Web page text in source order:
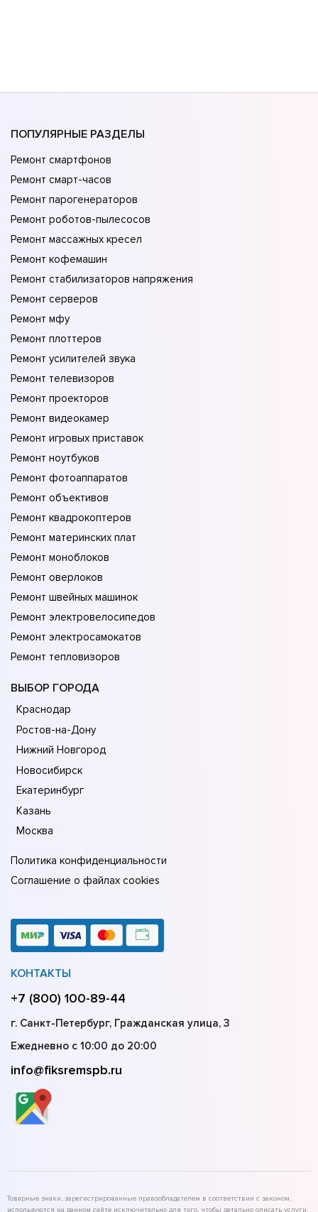
ПОПУЛЯРНЫЕ РАЗДЕЛЫ
Ремонт смартфонов
Ремонт смарт-часов
Ремонт парогенераторов
Ремонт роботов-пылесосов
Ремонт массажных кресел
Ремонт кофемашин
Ремонт стабилизаторов напряжения
Ремонт серверов
Ремонт мфу
Ремонт плоттеров
Ремонт усилителей звука
Ремонт телевизоров
Ремонт проекторов
Ремонт видеокамер
Ремонт игровых приставок
Ремонт ноутбуков
Ремонт фотоаппаратов
Ремонт объективов
Ремонт квадрокоптеров
Ремонт материнских плат
Ремонт моноблоков
Ремонт оверлоков
Ремонт швейных машинок
Ремонт электровелосипедов
Ремонт электросамокатов
Ремонт тепловизоров
ВЫБОР ГОРОДА
Краснодар
Ростов-на-Дону
Нижний Новгород
Новосибирск
Екатеринбург
Казань
Москва
Политика конфиденциальности
Соглашение о файлах cookies
КОНТАКТЫ
+7 (800) 100-89-44
г. Санкт-Петербург, Гражданская улица, 3
Ежедневно с 10:00 до 20:00
info@fiksremspb.ru
Товарные знаки, зарегистрированные правообладателем в соответствии с законом,
используются на данном сайте исключительно для того, чтобы детально описать услуги,